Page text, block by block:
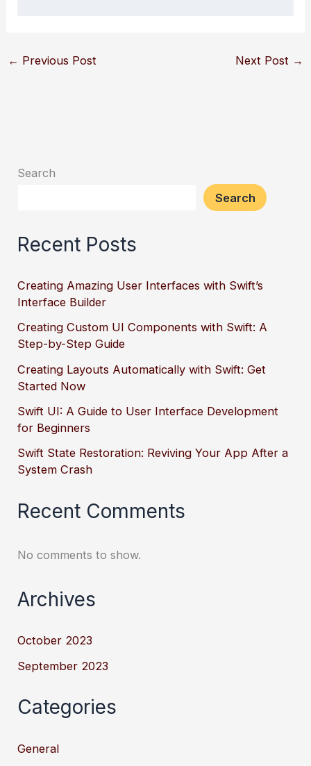
← Previous Post Next Post →
Search
Search
Recent Posts
Creating Amazing User Interfaces with Swift’s
Interface Builder
Creating Custom UI Components with Swift: A
Step-by-Step Guide
Creating Layouts Automatically with Swift: Get
Started Now
Swift UI: A Guide to User Interface Development
for Beginners
Swift State Restoration: Reviving Your App After a
System Crash
Recent Comments
No comments to show.
Archives
October 2023
September 2023
Categories
General